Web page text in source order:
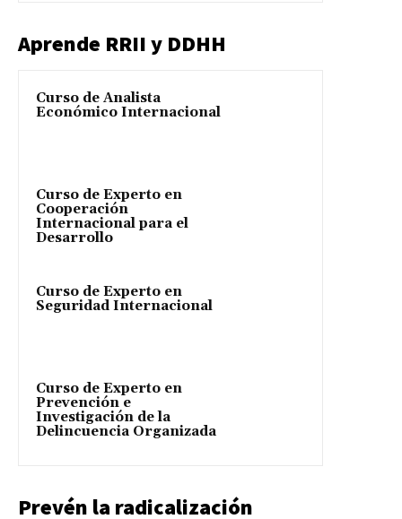
Aprende RRII y DDHH
Curso de Analista
Económico Internacional
Curso de Experto en
Cooperación
Internacional para el
Desarrollo
Curso de Experto en
Seguridad Internacional
Curso de Experto en
Prevención e
Investigación de la
Delincuencia Organizada
Prevén la radicalización